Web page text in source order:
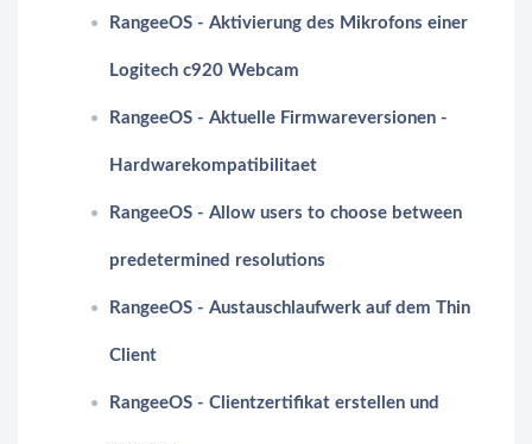
RangeeOS - Aktivierung des Mikrofons einer
Logitech c920 Webcam
RangeeOS - Aktuelle Firmwareversionen -
Hardwarekompatibilitaet
RangeeOS - Allow users to choose between
predetermined resolutions
RangeeOS - Austauschlaufwerk auf dem Thin
Client
RangeeOS - Clientzertifikat erstellen und